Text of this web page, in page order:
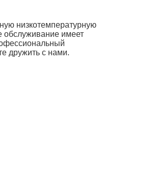
низкотемпературную
обслуживание имеет
дружить с нами.